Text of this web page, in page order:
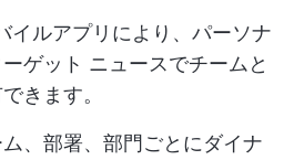
イルアプリにより、パーソナ
ゲット ニュースでチームと
きます。
、部署、部門ごとにダイナ